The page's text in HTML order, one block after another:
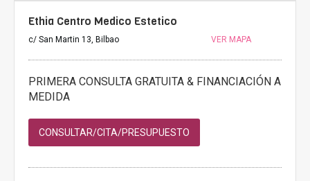
Ethia Centro Medico Estetico
c/ San Martin 13, Bilbao VER MAPA
PRIMERA CONSULTA GRATUITA & FINANCIACIÓN A
MEDIDA
CONSULTAR/CITA/PRESUPUESTO